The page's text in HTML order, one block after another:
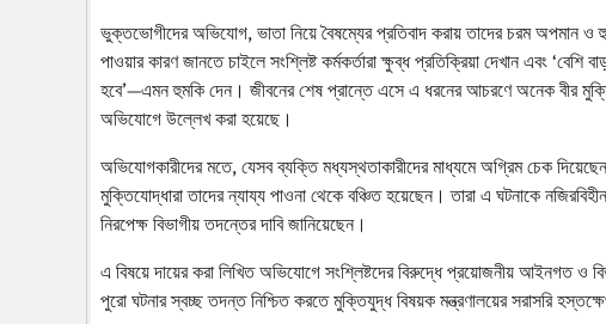
ভুক্তভোগীদের অভিযোগ, ভাতা নিয়ে বৈষম্যের প্রতিবাদ করায় তাদের চরম অপমান
পাওয়ার কারণ জানতে চাইলে সংশ্লিষ্ট কর্মকর্তারা ক্ষুব্ধ প্রতিক্রিয়া দেখান এবং
হবে’—এমন হুমকি দেন। জীবনের শেষ প্রান্তে এসে এ ধরনের আচরণে অনেক বীর
অভিযোগে উল্লেখ করা হয়েছে।
অভিযোগকারীদের মতে, যেসব ব্যক্তি মধ্যস্থতাকারীদের মাধ্যমে অগ্রিম চেক
মুক্তিযোদ্ধারা তাদের ন্যায্য পাওনা থেকে বঞ্চিত হয়েছেন। তারা এ ঘটনাকে
নিরপেক্ষ বিভাগীয় তদন্তের দাবি জানিয়েছেন।
এ বিষয়ে দায়ের করা লিখিত অভিযোগে সংশ্লিষ্টদের বিরুদ্ধে প্রয়োজনীয় আইনগত ও
পুরো ঘটনার স্বচ্ছ তদন্ত নিশ্চিত করতে মুক্তিযুদ্ধ বিষয়ক মন্ত্রণালয়ের সরাসরি